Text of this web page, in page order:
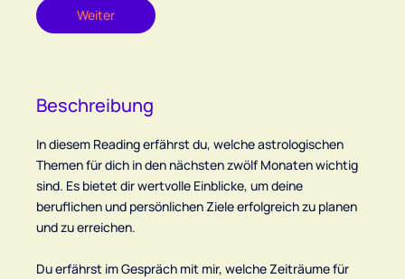
n
Weiter
Beschreibung
In diesem Reading erfährst du, welche astrologischen
Themen für dich in den nächsten zwölf Monaten wichtig
sind. Es bietet dir wertvolle Einblicke, um deine
beruflichen und persönlichen Ziele erfolgreich zu planen
und zu erreichen.
Du erfährst im Gespräch mit mir, welche Zeiträume für